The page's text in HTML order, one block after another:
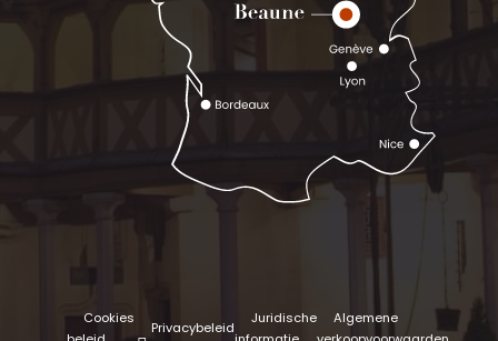
Cookies
Privacybeleid
Juridische
Algemene